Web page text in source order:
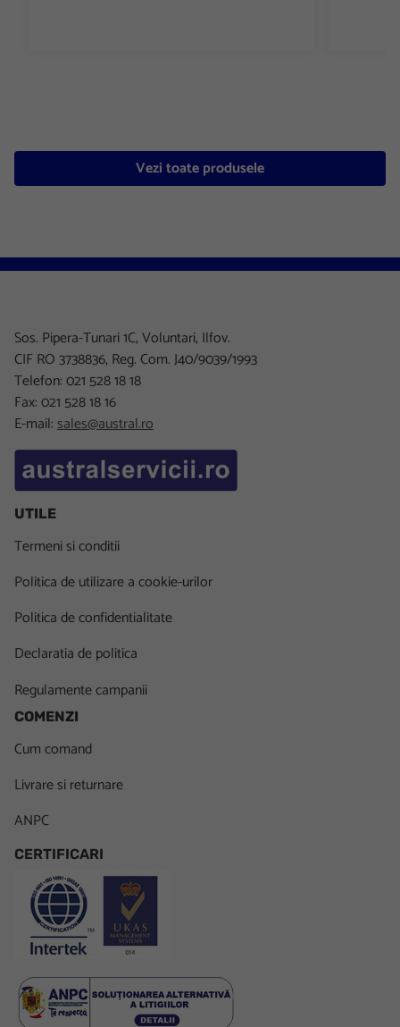
Vezi toate produsele
Sos. Pipera-Tunari 1C, Voluntari, Ilfov.
CIF RO 3738836, Reg. Com. J40/9039/1993
Telefon: 021 528 18 18
Fax: 021 528 18 16
E-mail:sales@austral.ro
UTILE
Termeni si conditii
Politica de utilizare a cookie-urilor
Politica de confidentialitate
Declaratia de politica
Regulamente campanii
COMENZI
Cum comand
Livrare si returnare
ANPC
CERTIFICARI